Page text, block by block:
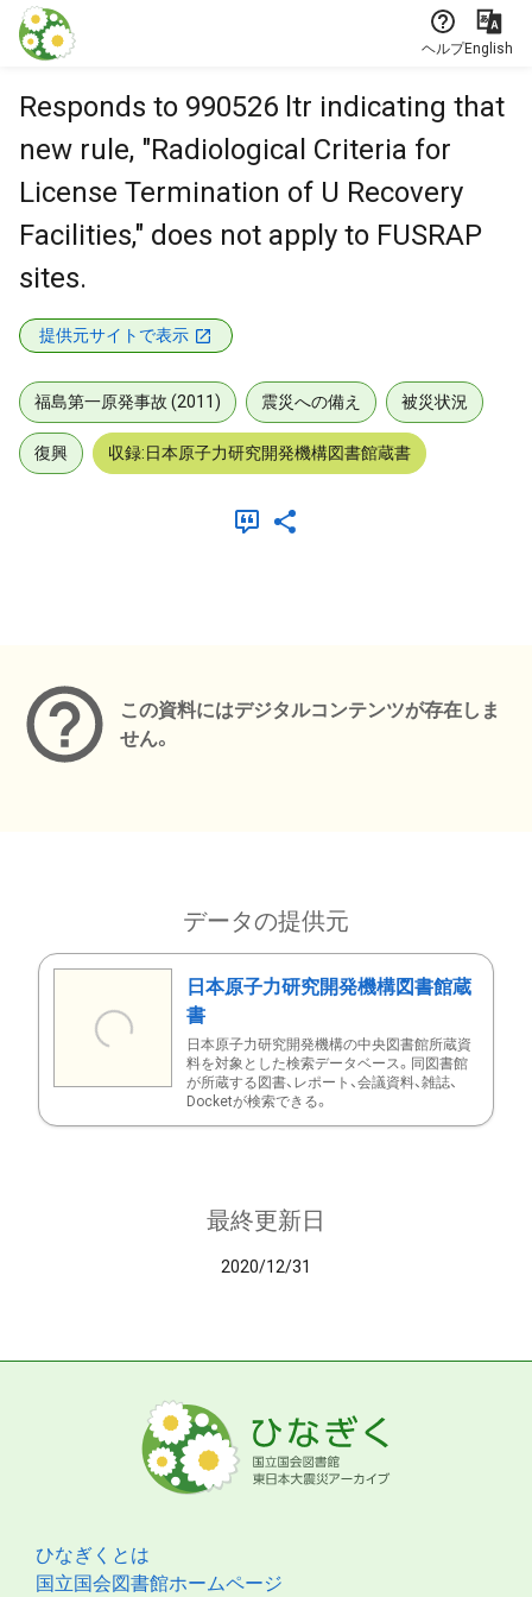
本文に飛ぶ
ヘルプEnglish
Responds to 990526 ltr indicating that
new rule, "Radiological Criteria for
License Termination of U Recovery
Facilities," does not apply to FUSRAP
sites.
提供元サイトで表示
福島第一原発事故 (2011) 震災への備え 被災状況
復興 収録:日本原子力研究開発機構図書館蔵書
この資料にはデジタルコンテンツが存在しま
せん。
データの提供元
日本原子力研究開発機構図書館蔵
書
日本原子力研究開発機構の中央図書館所蔵資
料を対象とした検索データベース。同図書館
が所蔵する図書、レポート、会議資料、雑誌、
Docketが検索できる。
最終更新日
2020/12/31
ひなぎくとは
国立国会図書館ホームページ